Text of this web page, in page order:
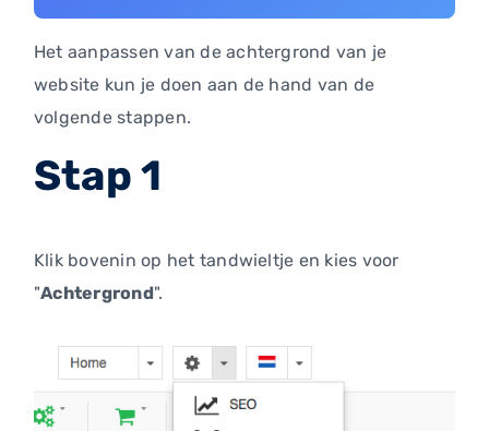
Het aanpassen van de achtergrond van je
website kun je doen aan de hand van de
volgende stappen.
Stap 1
Klik bovenin op het tandwieltje en kies voor
"Achtergrond".